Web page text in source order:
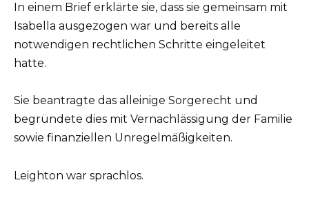
In einem Brief erklärte sie, dass sie gemeinsam mit
Isabella ausgezogen war und bereits alle
notwendigen rechtlichen Schritte eingeleitet
hatte.
Sie beantragte das alleinige Sorgerecht und
begründete dies mit Vernachlässigung der Familie
sowie finanziellen Unregelmäßigkeiten.
Leighton war sprachlos.